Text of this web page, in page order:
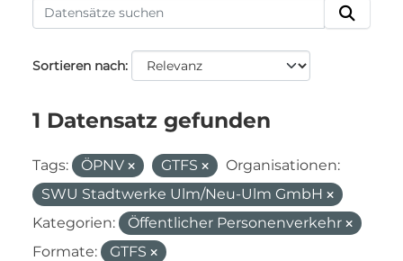
Sortieren nach
1 Datensatz gefunden
Tags: ÖPNV GTFS
Organisationen:
SWU Stadtwerke Ulm/Neu-Ulm GmbH
Kategorien:
Öffentlicher Personenverkehr
Formate:
GTFS